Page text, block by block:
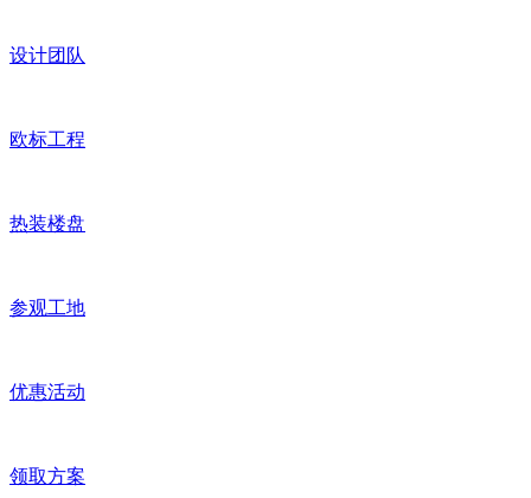
设计团队
欧标工程
热装楼盘
参观工地
优惠活动
领取方案